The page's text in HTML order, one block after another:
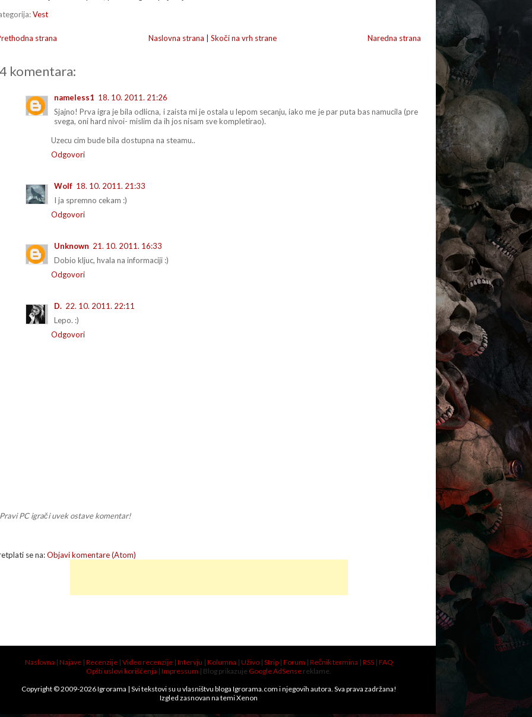
Vest
Naredna strana
strana Naslovna strana Skoči na vrh strane
4 komentara:
nameless1 18. 10. 2011. 21:26
Sjajno! Prva igra je bila odlicna, i zaista mi je ostala u lepom secanju, iako me je par puta bas namucila (pre
svega, oni hard nivoi- mislim da ih jos nisam sve kompletirao).
Uzecu cim bude bila dostupna na steamu..
Odgovori
Wolf 18. 10. 2011. 21:33
I ja spremno cekam :)
Odgovori
Unknown 21. 10. 2011. 16:33
Dobio kljuc, hvala na informaciji :)
Odgovori
D. 22. 10. 2011. 22:11
Lepo. :)
Odgovori
Pravi PC igrači uvek ostave komentar!
se na:Objavi komentare (Atom)
Naslovna | Najave| Recenzije| Video recenzije| Intervju | Kolumna | Uživo| Strip| Forum | Rečnik termina | RSS| FAQ
Opšti uslovi korišćenja | Impressum | Blog prikazuje Google AdSense reklame.
Copyright © 2009-2026Igrorama | Svi tekstovi su u vlasništvu bloga Igrorama.com i njegovih autora. Sva prava zadržana!
Izgled zasnovan na temiXenon